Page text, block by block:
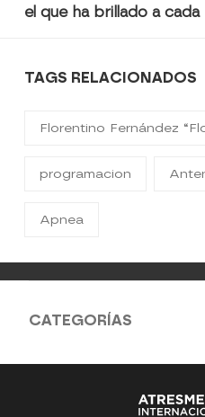
el que ha brillado a cada
TAGS RELACIONADOS
Florentino Fernández
programacion
Apnea
CATEGORÍAS
Antena 3 Noticias
Tu cara me suena